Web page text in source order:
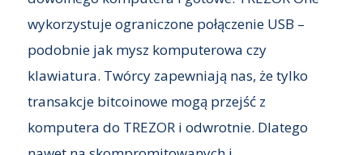
wykorzystuje ograniczone połączenie USB –
podobnie jak mysz komputerowa czy
klawiatura. Twórcy zapewniają nas, że tylko
transakcje bitcoinowe mogą przejść z
komputera do TREZOR i odwrotnie. Dlatego